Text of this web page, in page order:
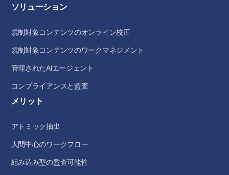
ソリューション
規制対象コンテンツのオンライン校正
規制対象コンテンツのワークマネジメント
管理されたAIエージェント
コンプライアンスと監査
メリット
アトミック抽出
人間中心のワークフロー
組み込み型の監査可能性